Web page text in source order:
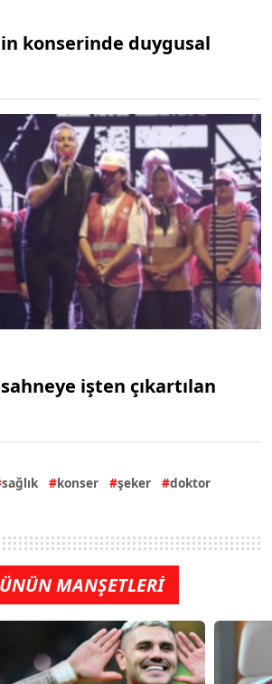
konserinde duygusal
işten çıkartılan
sağlık konser şeker
doktor
MANŞETLERİ